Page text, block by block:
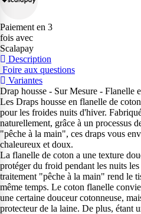
Paiement en 3
fois avec
Scalapay
Description
Foire aux questions
Variantes
Drap housse - Sur Mesure - Flanelle
Les Draps housse en flanelle de
pour les froides nuits d'hiver.
naturellement, grâce à un processus
"pêche à la main", ces draps vous
chaleureux et doux.
La flanelle de coton a une texture
protéger du froid pendant les nuits
traitement "pêche à la main" rend le
même temps. Le coton flanelle
une certaine douceur cotonneuse,
protecteur de la laine. De plus, étant